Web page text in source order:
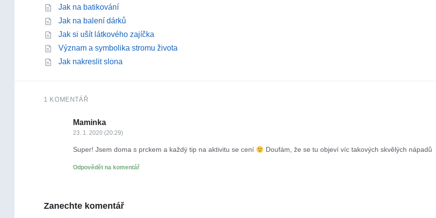
Jak na batikování
Jak na balení dárků
Jak si ušít látkového zajíčka
Význam a symbolika stromu života
Jak nakreslit slona
1 KOMENTÁŘ
Maminka
23. 1. 2020 (20:29)
Super! Jsem doma s prckem a každý tip na aktivitu se cení Doufám, že se tu objeví víc takových skvělých nápadů
Odpovědět na komentář
Zanechte komentář